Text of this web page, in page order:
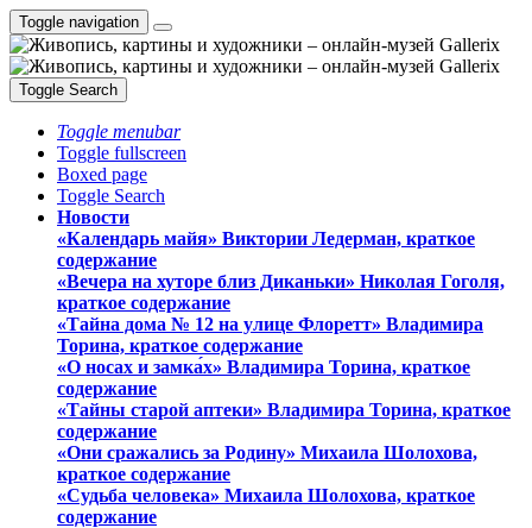
Toggle navigation
Toggle Search
Toggle menubar
Toggle fullscreen
Boxed page
Toggle Search
Новости
«Календарь майя» Виктории Ледерман, краткое
содержание
«Вечера на хуторе близ Диканьки» Николая Гоголя,
краткое содержание
«Тайна дома № 12 на улице Флоретт» Владимира
Торина, краткое содержание
«О носах и замка́х» Владимира Торина, краткое
содержание
«Тайны старой аптеки» Владимира Торина, краткое
содержание
«Они сражались за Родину» Михаила Шолохова,
краткое содержание
«Судьба человека» Михаила Шолохова, краткое
содержание